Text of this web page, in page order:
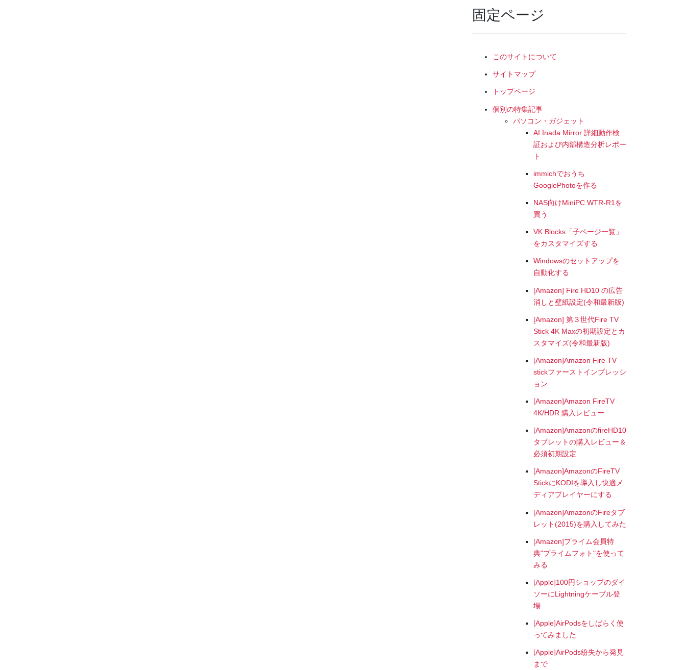
固定ページ
このサイトについて
サイトマップ
トップページ
個別の特集記事
パソコン・ガジェット
AI Inada Mirror 詳細動作検
証および内部構造分析レポー
ト
immichでおうち
GooglePhotoを作る
NAS向けMiniPC WTR-R1を
買う
VK Blocks「子ページ一覧」
をカスタマイズする
Windowsのセットアップを
自動化する
[Amazon] Fire HD10 の広告
消しと壁紙設定(令和最新版)
[Amazon] 第３世代Fire TV
Stick 4K Maxの初期設定とカ
スタマイズ(令和最新版)
[Amazon]Amazon Fire TV
stickファーストインプレッシ
ョン
[Amazon]Amazon FireTV
4K/HDR 購入レビュー
[Amazon]AmazonのfireHD10
タブレットの購入レビュー＆
必須初期設定
[Amazon]AmazonのFireTV
StickにKODIを導入し快適メ
ディアプレイヤーにする
[Amazon]AmazonのFireタブ
レット(2015)を購入してみた
[Amazon]プライム会員特
典"プライムフォト"を使って
みる
[Apple]100円ショップのダイ
ソーにLightningケーブル登
場
[Apple]AirPodsをしばらく使
ってみました
[Apple]AirPods紛失から発見
まで